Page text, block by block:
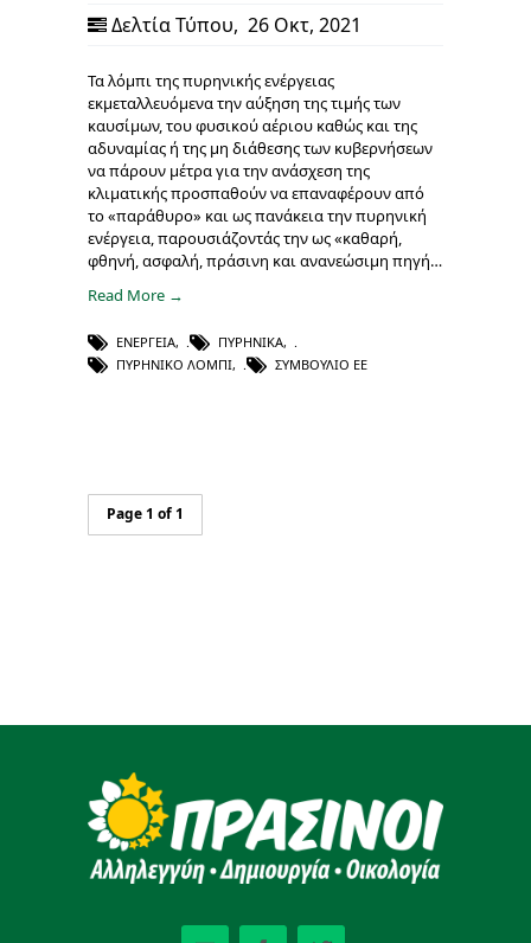
Δελτία Τύπου, 26 Οκτ, 2021
Τα λόμπι της πυρηνικής ενέργειας
εκμεταλλευόμενα την αύξηση της τιμής των
καυσίμων, του φυσικού αέριου καθώς και της
αδυναμίας ή της μη διάθεσης των κυβερνήσεων
να πάρουν μέτρα για την ανάσχεση της
κλιματικής προσπαθούν να επαναφέρουν από
το «παράθυρο» και ως πανάκεια την πυρηνική
ενέργεια, παρουσιάζοντάς την ως «καθαρή,
φθηνή, ασφαλή, πράσινη και ανανεώσιμη πηγή…
Read More →
ΕΝΈΡΓΕΙΑ, ΠΥΡΗΝΙΚΆ,
ΠΥΡΗΝΙΚΌ ΛΌΜΠΙ, ΣΥΜΒΟΎΛΙΟ ΕΕ
Page 1 of 1